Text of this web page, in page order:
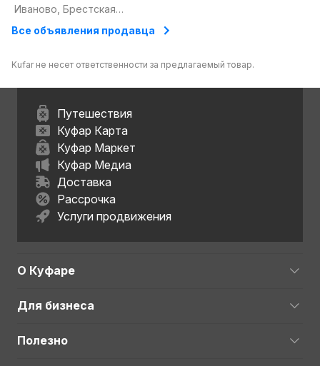
Иваново, Брестская
Все объявления продавца
Kufar не несет ответственности за предлагаемый товар.
Путешествия
Куфар Карта
Куфар Маркет
Куфар Медиа
Доставка
Рассрочка
Услуги продвижения
О Куфаре
Для бизнеса
Полезно